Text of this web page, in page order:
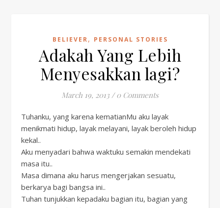
BELIEVER, PERSONAL STORIES
Adakah Yang Lebih
Menyesakkan lagi?
March 19, 2013 / 0 Comments
Tuhanku, yang karena kematianMu aku layak
menikmati hidup, layak melayani, layak beroleh hidup
kekal..
Aku menyadari bahwa waktuku semakin mendekati
masa itu..
Masa dimana aku harus mengerjakan sesuatu,
berkarya bagi bangsa ini..
Tuhan tunjukkan kepadaku bagian itu, bagian yang